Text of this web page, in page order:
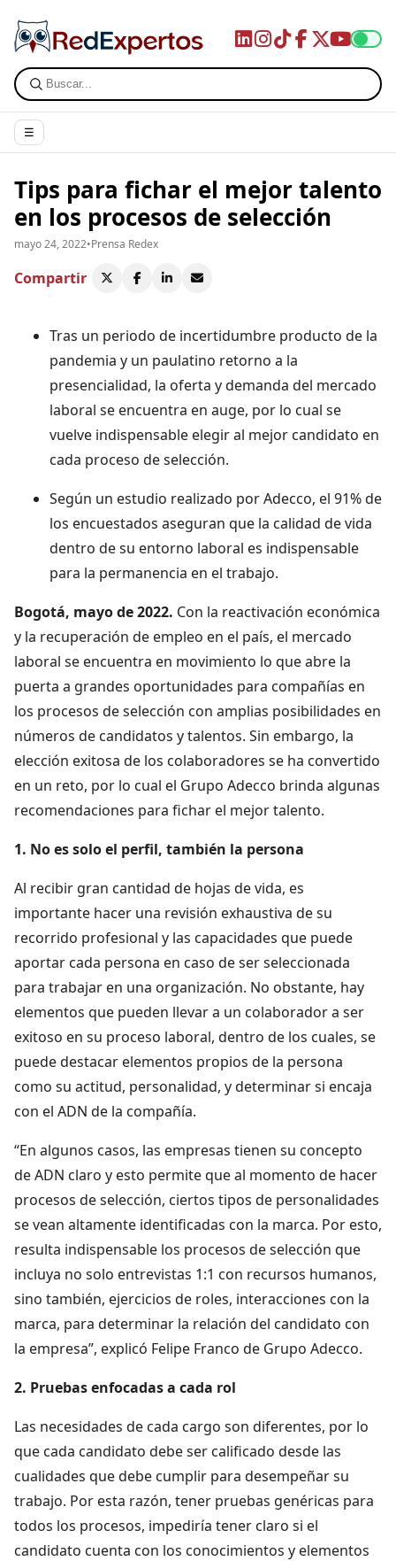
☰
Tips para fichar el mejor talento
en los procesos de selección
mayo 24, 2022•Prensa Redex
Compartir
Tras un periodo de incertidumbre producto de la
pandemia y un paulatino retorno a la
presencialidad, la oferta y demanda del mercado
laboral se encuentra en auge, por lo cual se
vuelve indispensable elegir al mejor candidato en
cada proceso de selección.
Según un estudio realizado por Adecco, el 91% de
los encuestados aseguran que la calidad de vida
dentro de su entorno laboral es indispensable
para la permanencia en el trabajo.
Bogotá, mayo de 2022. Con la reactivación económica
y la recuperación de empleo en el país, el mercado
laboral se encuentra en movimiento lo que abre la
puerta a grandes oportunidades para compañías en
los procesos de selección con amplias posibilidades en
números de candidatos y talentos. Sin embargo, la
elección exitosa de los colaboradores se ha convertido
en un reto, por lo cual el Grupo Adecco brinda algunas
recomendaciones para fichar el mejor talento.
1. No es solo el perfil, también la persona
Al recibir gran cantidad de hojas de vida, es
importante hacer una revisión exhaustiva de su
recorrido profesional y las capacidades que puede
aportar cada persona en caso de ser seleccionada
para trabajar en una organización. No obstante, hay
elementos que pueden llevar a un colaborador a ser
exitoso en su proceso laboral, dentro de los cuales, se
puede destacar elementos propios de la persona
como su actitud, personalidad, y determinar si encaja
con el ADN de la compañía.
“En algunos casos, las empresas tienen su concepto
de ADN claro y esto permite que al momento de hacer
procesos de selección, ciertos tipos de personalidades
se vean altamente identificadas con la marca. Por esto,
resulta indispensable los procesos de selección que
incluya no solo entrevistas 1:1 con recursos humanos,
sino también, ejercicios de roles, interacciones con la
marca, para determinar la relación del candidato con
la empresa”, explicó Felipe Franco de Grupo Adecco.
2. Pruebas enfocadas a cada rol
Las necesidades de cada cargo son diferentes, por lo
que cada candidato debe ser calificado desde las
cualidades que debe cumplir para desempeñar su
trabajo. Por esta razón, tener pruebas genéricas para
todos los procesos, impediría tener claro si el
candidato cuenta con los conocimientos y elementos